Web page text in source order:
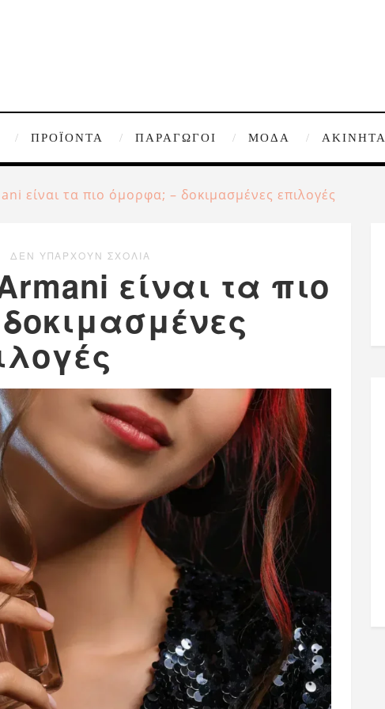
ΠΡΟΪΌΝΤΑ ΠΑΡΑΓΩΓΟΊ ΜΌΔΑ ΑΚΊΝΗΤΑ
είναι τα πιο όμορφα; – δοκιμασμένες επιλογές
ΔΕΝ ΥΠΆΡΧΟΥΝ ΣΧΌΛΙΑ
είναι τα πιο